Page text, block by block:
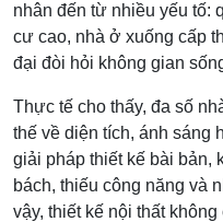
nhân đến từ nhiều yếu tố:
cư cao, nhà ở xuống cấp
đại đòi hỏi không gian
Thực tế cho thấy, đa số
thế về diện tích, ánh sáng
giải pháp thiết kế bài bản,
bách, thiếu công năng và
vậy, thiết kế nội thất không